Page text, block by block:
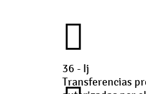
36 - Ij
Transferencias